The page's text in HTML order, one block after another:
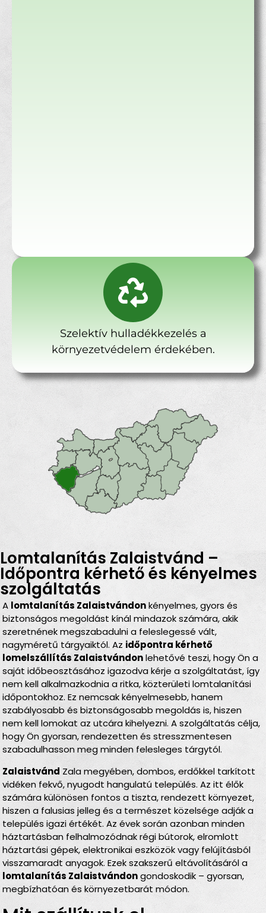
Szelektív hulladékkezelés a
környezetvédelem érdekében.
Lomtalanítás Zalaistvánd –
Időpontra kérhető és kényelmes
szolgáltatás
A lomtalanítás Zalaistvándonkényelmes, gyors és
biztonságos megoldást kínál mindazok számára, akik
szeretnének megszabadulni a feleslegessé vált,
nagyméretű tárgyaiktól. Az időpontra kérhető
lomelszállítás Zalaistvándonlehetővé teszi, hogy Ön a
saját időbeosztásához igazodva kérje a szolgáltatást, így
nem kell alkalmazkodnia a ritka, közterületi lomtalanítási
időpontokhoz. Ez nemcsak kényelmesebb, hanem
szabályosabb és biztonságosabb megoldás is, hiszen
nem kell lomokat az utcára kihelyezni. A szolgáltatás célja,
hogy Ön gyorsan, rendezetten és stresszmentesen
szabadulhasson meg minden felesleges tárgytól.
Zalaistvánd Zala megyében, dombos, erdőkkel tarkított
vidéken fekvő, nyugodt hangulatú település. Az itt élők
számára különösen fontos a tiszta, rendezett környezet,
hiszen a falusias jelleg és a természet közelsége adják a
település igazi értékét. Az évek során azonban minden
háztartásban felhalmozódnak régi bútorok, elromlott
háztartási gépek, elektronikai eszközök vagy felújításból
visszamaradt anyagok. Ezek szakszerű eltávolításáról a
lomtalanítás Zalaistvándongondoskodik – gyorsan,
megbízhatóan és környezetbarát módon.